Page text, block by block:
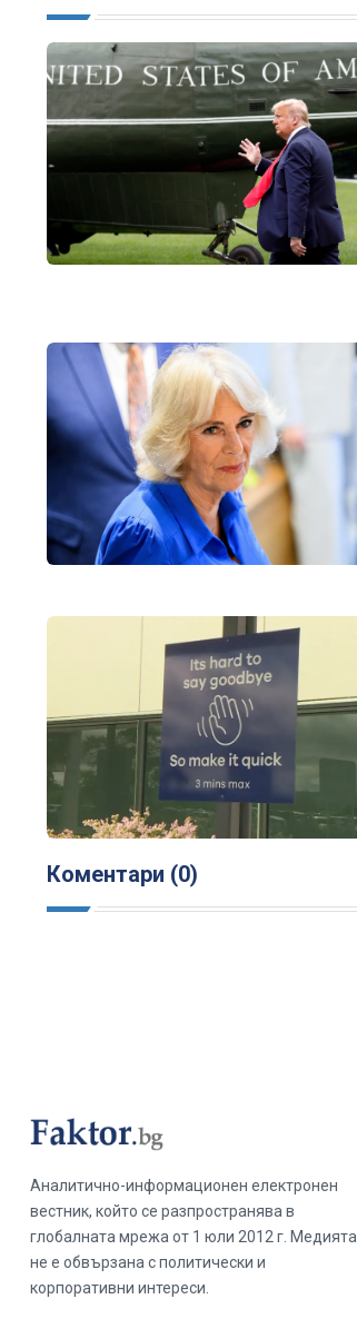
Коментари (0)
Аналитично-информационен електронен
вестник, който се разпространява в
глобалната мрежа от 1 юли 2012 г. Медията
не е обвързана с политически и
корпоративни интереси.